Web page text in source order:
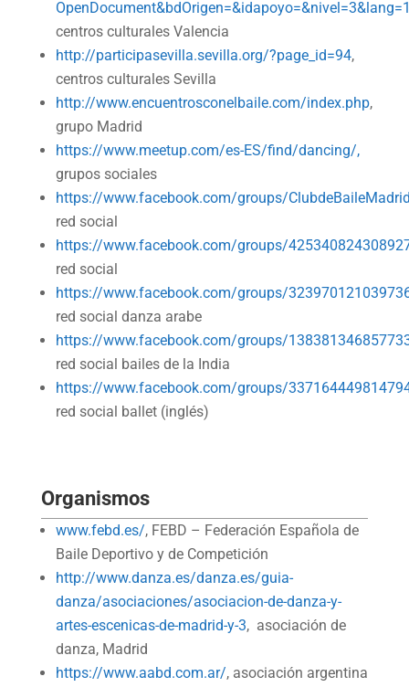
centros culturales Valencia
http://participasevilla.sevilla.org/?page_id=94,
centros culturales Sevilla
http://www.encuentrosconelbaile.com/index.php,
grupo Madrid
https://www.meetup.com/es-ES/find/dancing/,
grupos sociales
https://www.facebook.com/groups/
red social
https://www.facebook.com/groups/
red social
https://www.facebook.com/groups/
red social danza arabe
https://www.facebook.com/groups/
red social bailes de la India
https://www.facebook.com/groups/
red social ballet (inglés)
Organismos
www.febd.es/, FEBD – Federación Española de
Baile Deportivo y de Competición
http://www.danza.es/danza.es/guia-
danza/asociaciones/asociacion-de-danza-y-
artes-escenicas-de-madrid-y-3, asociación de
danza, Madrid
https://www.aabd.com.ar/, asociación argentina